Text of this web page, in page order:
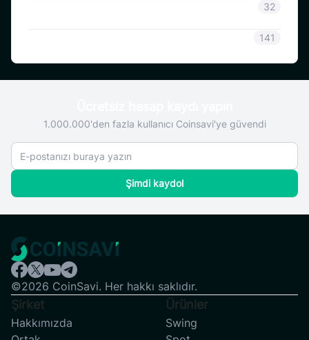
32
141
1.000.000'den fazla kullanıcı Coinsavi'ye güvendi
Şimdi kaydol
©2026 CoinSavi. Her hakkı saklıdır.
Şirket
Hakkımızda
Ürünler
Swing